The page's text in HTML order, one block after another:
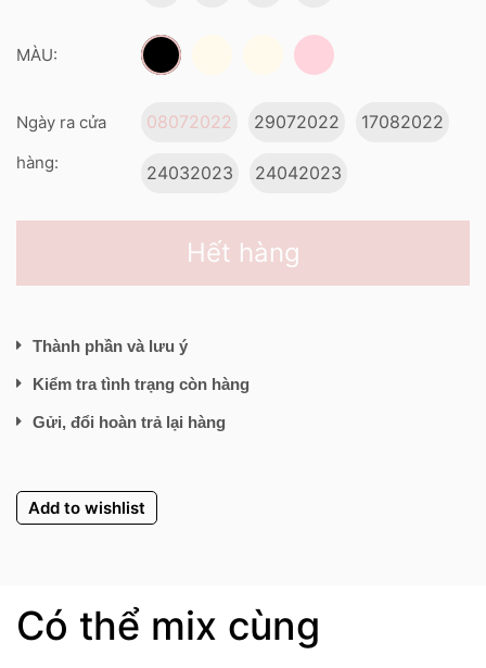
MÀU:
Ngày ra cửa
hàng:
08072022 29072022 17082022
24032023 24042023
Hết hàng
Thành phần và lưu ý
Kiểm tra tình trạng còn hàng
Gửi, đổi hoàn trả lại hàng
Add to wishlist
Có thể mix cùng